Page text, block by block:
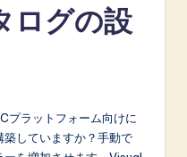
ログの設
プラットフォーム向けに
築していますか？手動で